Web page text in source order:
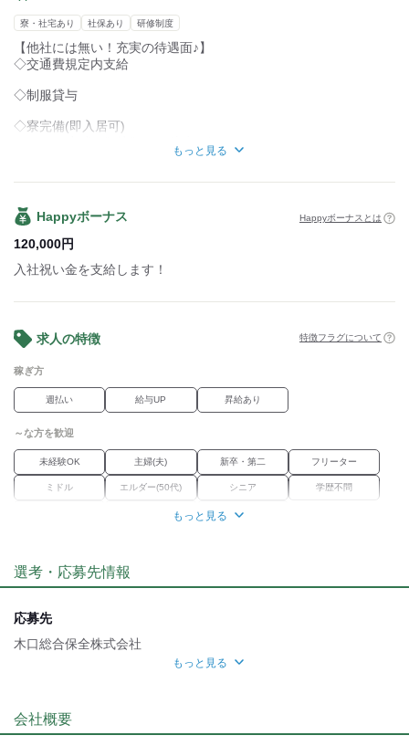
寮・社宅あり 社保あり 研修制度
【他社には無い！充実の待遇面♪】
◇交通費規定内支給
◇制服貸与
◇寮完備(即入居可)
…11月に完成★駒込駅より徒歩2分！
◇資格取得支援制度有(当社全額負担)
※資格を取得するとお給料UPも!!
◇福利厚生(スポーツクラブ割引、他)
◇法定研修21h有(2万1,273円支給)
◇正社員登用制度有
◇直行直帰OK（自宅の近くだと便利）
もっと見る
Happyボーナス Happyボーナスとは
120,000円
入社祝い金を支給します！
求人の特徴 特徴フラグについて
稼ぎ方
週払い 給与UP 昇給あり
～な方を歓迎
未経験OK 主婦(夫) 新卒・第二 フリーター
ミドル エルダー(50代) シニア 学歴不問
経験者優遇
禁煙・分煙
交通費有 寮・社宅あり
応募時のメリット
もっと見る
選考・応募先情報
応募先
木口総合保全株式会社
[最寄駅]
東京都 豊島区⁄駒込駅 (徒歩 4分)ほか
もっと見る
会社概要